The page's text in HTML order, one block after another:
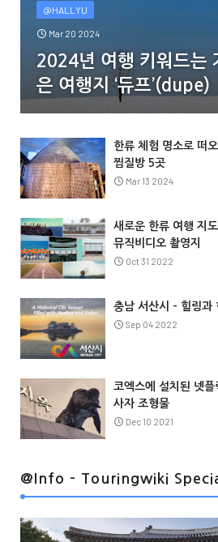
@HALLYU
Mar 20 2024
2024년 여행 키워드는
은 여행지 ‘듀프’(dupe)
한류 체험 명소로 떠
찜질방 5곳
Mar 13 2024
새로운 한류 여행 지
뮤직비디오 촬영지
Oct 31 2022
충남 서산시 – 힐링과
Sep 04 2022
코엑스에 설치된 넷플
사자 조형물
Dec 10 2021
@Info - Touringwiki
@Info